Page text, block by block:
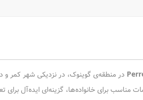
در منطقه‌ی گوینوک، در نزدیکی شهر کمر و
مناسب برای خانواده‌ها، گزینه‌ای ایده‌آل